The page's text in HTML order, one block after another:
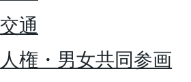
交通
人権・男女共同参画